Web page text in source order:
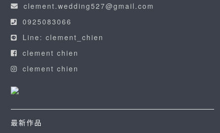
clement.wedding527@gmail.com
0925083066
Line: clement_chien
clement chien
clement chien
最新作品